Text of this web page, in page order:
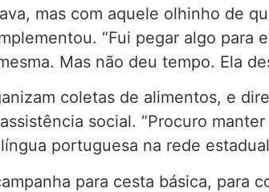
mas com aquele olhinho de
“Fui pegar algo
Mas não deu tempo. Ela
coletas de alimentos, e
social. “Procuro
portuguesa na rede
para cesta básica, para